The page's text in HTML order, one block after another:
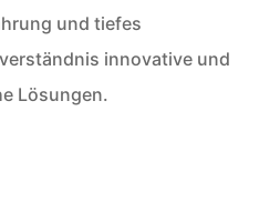
und tiefes
innovative und
Lösungen.